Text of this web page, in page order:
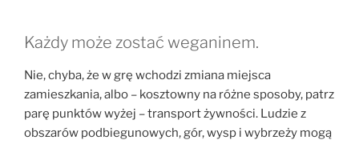
Każdy może zostać weganinem.
Nie, chyba, że w grę wchodzi zmiana miejsca
zamieszkania, albo – kosztowny na różne sposoby, patrz
parę punktów wyżej – transport żywności. Ludzie z
obszarów podbiegunowych, gór, wysp i wybrzeży mogą